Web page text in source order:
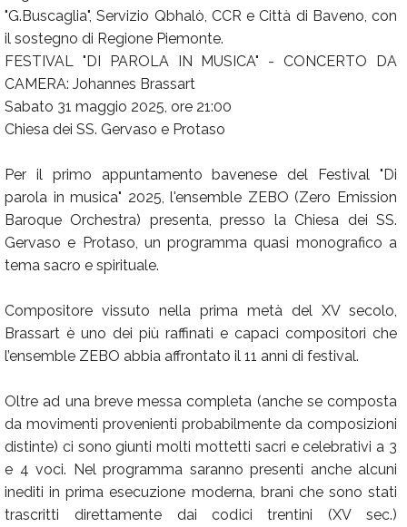
"G.Buscaglia", Servizio Qbhalò, CCR e Città di Baveno, con
il sostegno di Regione Piemonte.
FESTIVAL "DI PAROLA IN MUSICA" - CONCERTO DA
CAMERA: Johannes Brassart
Sabato 31 maggio 2025, ore 21:00
Chiesa dei SS. Gervaso e Protaso
Per il primo appuntamento bavenese del Festival "Di
parola in musica" 2025, l'ensemble ZEBO (Zero Emission
Baroque Orchestra) presenta, presso la Chiesa dei SS.
Gervaso e Protaso, un programma quasi monografico a
tema sacro e spirituale.
Compositore vissuto nella prima metà del XV secolo,
Brassart è uno dei più raffinati e capaci compositori che
l’ensemble ZEBO abbia affrontato il 11 anni di festival.
Oltre ad una breve messa completa (anche se composta
da movimenti provenienti probabilmente da composizioni
distinte) ci sono giunti molti mottetti sacri e celebrativi a 3
e 4 voci. Nel programma saranno presenti anche alcuni
inediti in prima esecuzione moderna, brani che sono stati
trascritti direttamente dai codici trentini (XV sec.)